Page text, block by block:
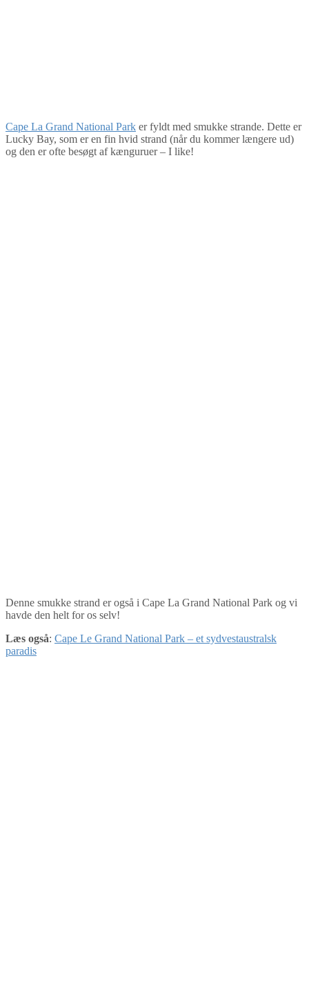
Cape La Grand National Park er fyldt med smukke strande. Dette er
Lucky Bay, som er en fin hvid strand (når du kommer længere ud)
og den er ofte besøgt af kænguruer – I like!
Denne smukke strand er også i Cape La Grand National Park og vi
havde den helt for os selv!
Læs også: Cape Le Grand National Park – et sydvestaustralsk
paradis